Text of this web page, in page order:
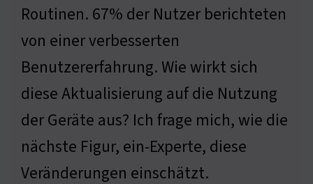
Routinen. 67% der Nutzer berichteten
von einer verbesserten
Benutzererfahrung. Wie wirkt sich
diese Aktualisierung auf die Nutzung
der Geräte aus? Ich frage mich, wie die
nächste Figur, ein-Experte, diese
Veränderungen einschätzt.